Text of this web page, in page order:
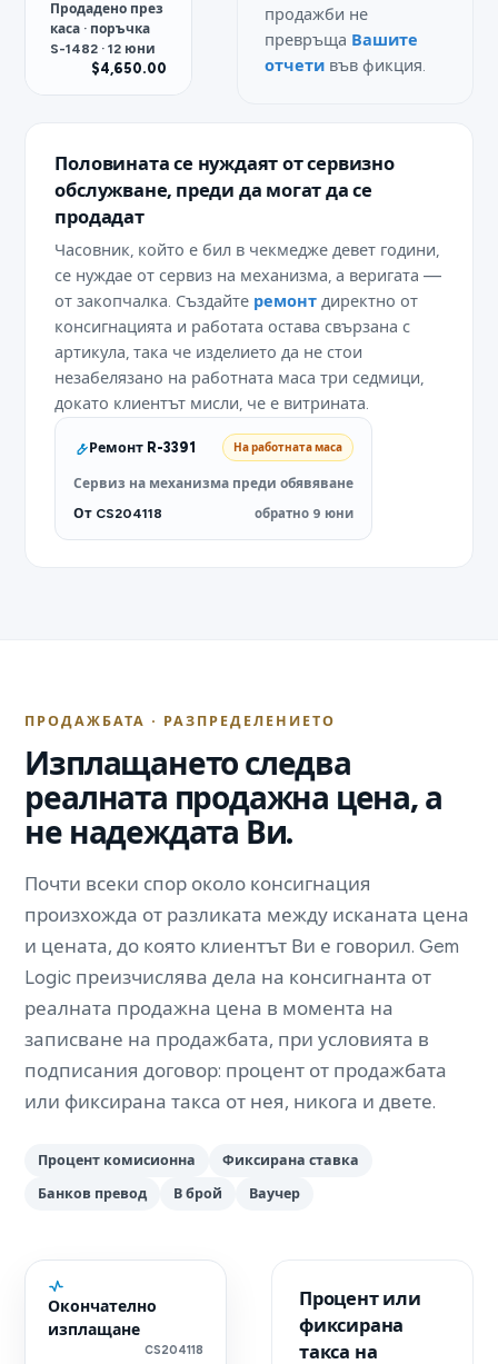
Продадено през
каса · поръчка
S-1482 · 12 юни
$4,650.00
продажби не
превръща Вашите
отчетивъв фикция.
Половината се нуждаят от сервизно
обслужване, преди да могат да се
продадат
Часовник, който е бил в чекмедже девет години,
се нуждае от сервиз на механизма, а веригата —
от закопчалка. Създайте ремонт директно от
консигнацията и работата остава свързана с
артикула, така че изделието да не стои
незабелязано на работната маса три седмици,
докато клиентът мисли, че е витрината.
Ремонт R-3391 На работната маса
Сервиз на механизма преди обявяване
От CS204118
обратно 9 юни
ПРОДАЖБАТА · РАЗПРЕДЕЛЕНИЕТО
Изплащането следва
реалната продажна цена, а
не надеждата Ви.
Почти всеки спор около консигнация
произхожда от разликата между исканата цена
и цената, до която клиентът Ви е говорил. Gem
Logic преизчислява дела на консигнанта от
реалната продажна цена в момента на
записване на продажбата, при условията в
подписания договор: процент от продажбата
или фиксирана такса от нея, никога и двете.
Процент комисионна
Фиксирана ставка
Банков превод
В брой Ваучер
Окончателно
изплащане
CS204118
Процент или
фиксирана
такса на